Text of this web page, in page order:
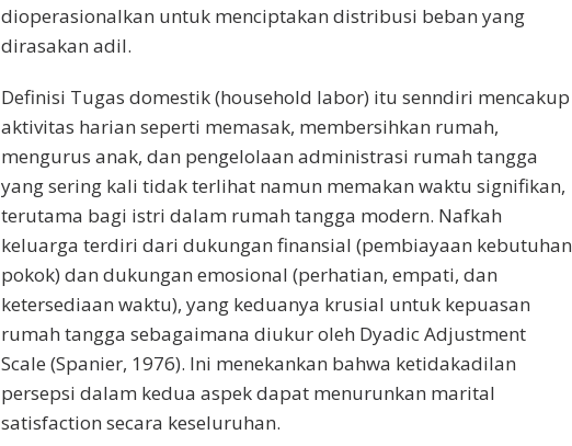
dioperasionalkan untuk menciptakan distribusi beban yang
dirasakan adil.
Definisi Tugas domestik (household labor) itu senndiri mencakup
aktivitas harian seperti memasak, membersihkan rumah,
mengurus anak, dan pengelolaan administrasi rumah tangga
yang sering kali tidak terlihat namun memakan waktu signifikan,
terutama bagi istri dalam rumah tangga modern. Nafkah
keluarga terdiri dari dukungan finansial (pembiayaan kebutuhan
pokok) dan dukungan emosional (perhatian, empati, dan
ketersediaan waktu), yang keduanya krusial untuk kepuasan
rumah tangga sebagaimana diukur oleh Dyadic Adjustment
Scale (Spanier, 1976). Ini menekankan bahwa ketidakadilan
persepsi dalam kedua aspek dapat menurunkan marital
satisfaction secara keseluruhan.